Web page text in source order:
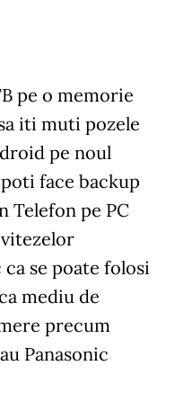
pe o memorie
iti muti pozele
pe noul
poti face backup
Telefon pe PC
ca se poate folosi
mediu de
precum
Panasonic